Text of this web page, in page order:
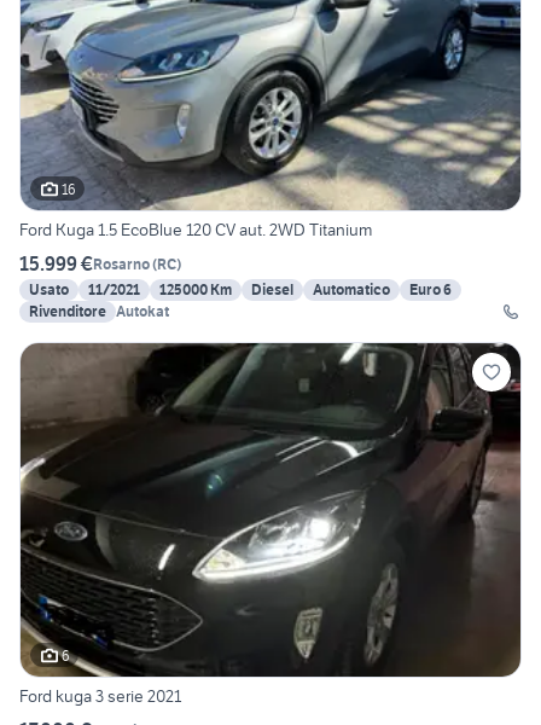
16
Ford Kuga 1.5 EcoBlue 120 CV aut. 2WD Titanium
15.999 €Rosarno(RC)
Usato
11/2021 125000 Km Diesel Automatico
Euro 6
Rivenditore Autokat
6
Ford kuga 3 serie 2021